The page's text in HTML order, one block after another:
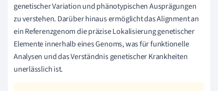
genetischer Variation und phänotypischen Ausprägungen
zu verstehen. Darüber hinaus ermöglicht das Alignment an
ein Referenzgenom die präzise Lokalisierung genetischer
Elemente innerhalb eines Genoms, was für funktionelle
Analysen und das Verständnis genetischer Krankheiten
unerlässlich ist.